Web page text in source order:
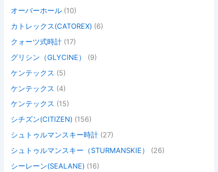
オーバーホール (10)
カトレックス(CATOREX) (6)
クォーツ式時計 (17)
グリシン（GLYCINE）
(9)
ケンテックス (5)
ケンテックス (4)
ケンテックス (15)
シチズン(CITIZEN) (156)
シュトゥルマンスキー時計 (27)
シュトゥルマンスキー（STURMANSKIE）
(26)
シーレーン(SEALANE) (16)